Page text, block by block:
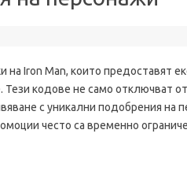
Iron Man, които предоставят
кодове не само отключват
с уникални подобрения на
често са временно